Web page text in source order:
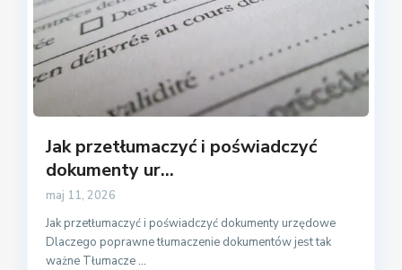
Jak przetłumaczyć i poświadczyć
dokumenty ur...
maj 11, 2026
Jak przetłumaczyć i poświadczyć dokumenty urzędowe
Dlaczego poprawne tłumaczenie dokumentów jest tak
ważne Tłumacze...